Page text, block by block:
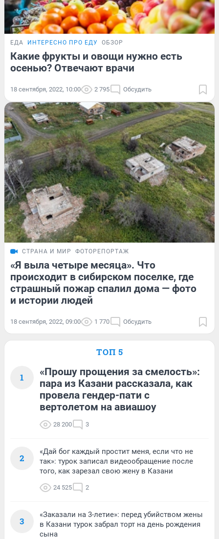
ЕДА ИНТЕРЕСНО ПРО ЕДУ ОБЗОР
Какие фрукты и овощи нужно есть
осенью? Отвечают врачи
18 сентября, 2022, 10:00 2 795 Обсудить
СТРАНА И МИР ФОТОРЕПОРТАЖ
«Я выла четыре месяца». Что
происходит в сибирском поселке, где
страшный пожар спалил дома — фото
и истории людей
18 сентября, 2022, 09:00 1 770 Обсудить
ТОП 5
1
«Прошу прощения за смелость»:
пара из Казани рассказала, как
провела гендер-пати с
вертолетом на авиашоу
28 200 3
2
«Дай бог каждый простит меня, если что не
так»: турок записал видеообращение после
того, как зарезал свою жену в Казани
24 525 2
3
«Заказали на 3-летие»: перед убийством жены
в Казани турок забрал торт на день рождения
сына